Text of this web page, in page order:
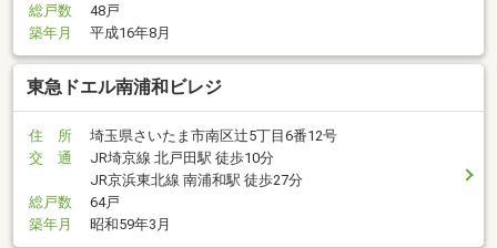
総戸数
48戸
築年月
平成16年8月
東急ドエル南浦和ビレジ
住 所
埼玉県さいたま市南区辻5丁目6番12号
交 通
JR埼京線 北戸田駅 徒歩10分
JR京浜東北線 南浦和駅 徒歩27分
総戸数
64戸
築年月
昭和59年3月